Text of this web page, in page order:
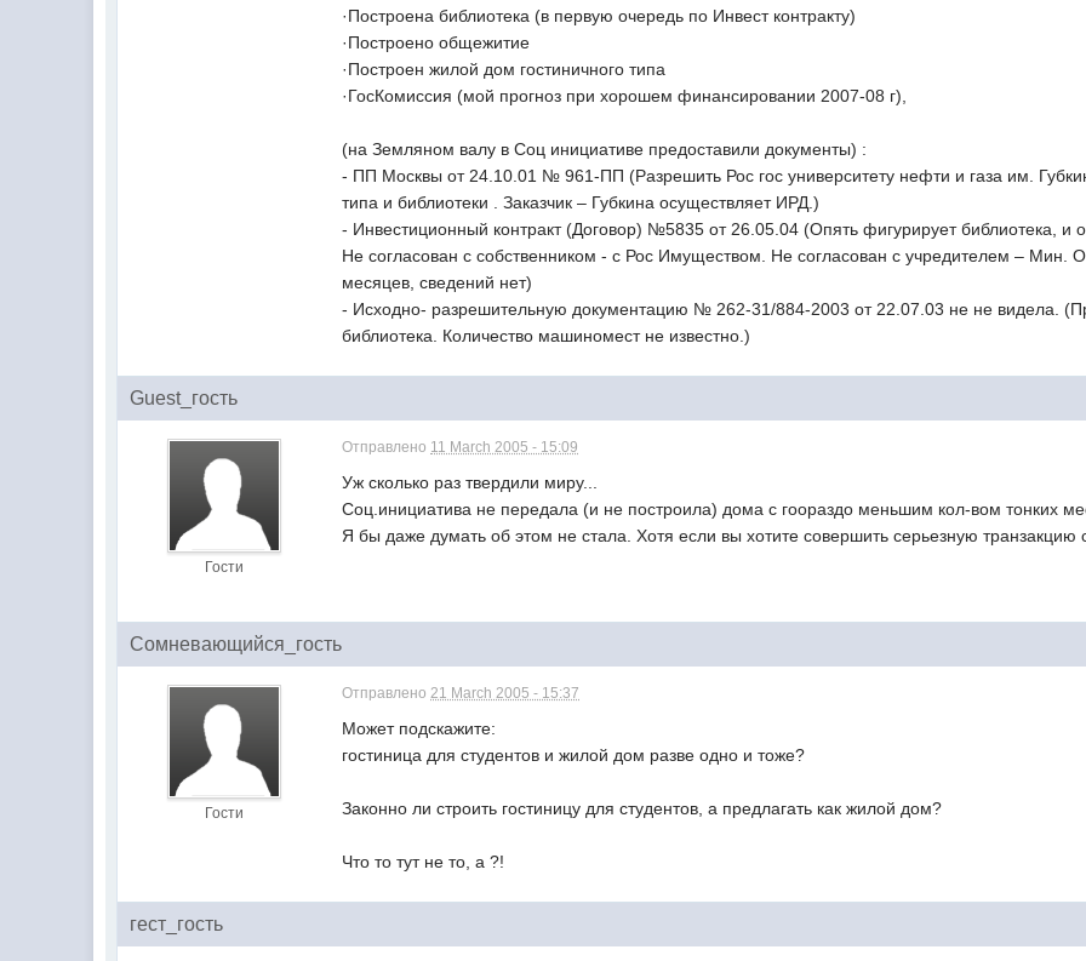
·Построена библиотека (в первую очередь по Инвест контракту)
·Построено общежитие
·Построен жилой дом гостиничного типа
·ГосКомиссия (мой прогноз при хорошем финансировании 2007-08 г),
(на Земляном валу в Соц инициативе предоставили документы) :
- ПП Москвы от 24.10.01 № 961-ПП (Разрешить Рос гос университету нефти и газа им.
типа и библиотеки . Заказчик – Губкина осуществляет ИРД.)
- Инвестиционный контракт (Договор) №5835 от 26.05.04 (Опять фигурирует библиотека, и
Не согласован с собственником - с Рос Имуществом. Не согласован с учредителем – Мин.
месяцев, сведений нет)
- Исходно- разрешительную документацию № 262-31/884-2003 от 22.07.03 не не видела.
библиотека. Количество машиномест не известно.)
Guest_гость
Гости
Отправлено 11 March 2005 - 15:09
Уж сколько раз твердили миру...
Соц.инициатива не передала (и не построила) дома с гоораздо меньшим кол-вом тонких
Я бы даже думать об этом не стала. Хотя если вы хотите совершить серьезную транзакцию
Сомневающийся_гость
Гости
Отправлено21 March 2005 - 15:37
Может подскажите:
гостиница для студентов и жилой дом разве одно и тоже?
Законно ли строить гостиницу для студентов, а предлагать как жилой дом?
Что то тут не то, а ?!
гест_гость